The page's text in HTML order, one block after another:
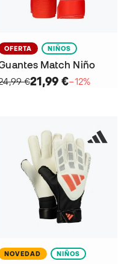
OFERTA NIÑOS
Match Niño
€21,99 €−12%
NOVEDAD NIÑOS